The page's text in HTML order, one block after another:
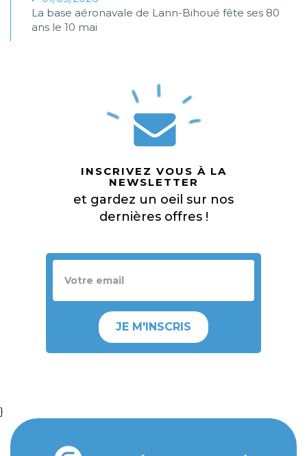
La base aéronavale de Lann-Bihoué fête ses 80
ans le 10 mai
INSCRIVEZ VOUS À LA
NEWSLETTER
et gardez un oeil sur nos
dernières offres !
JE M'INSCRIS
}